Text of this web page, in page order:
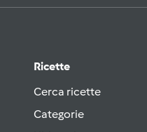
Ricette
Cerca ricette
Categorie